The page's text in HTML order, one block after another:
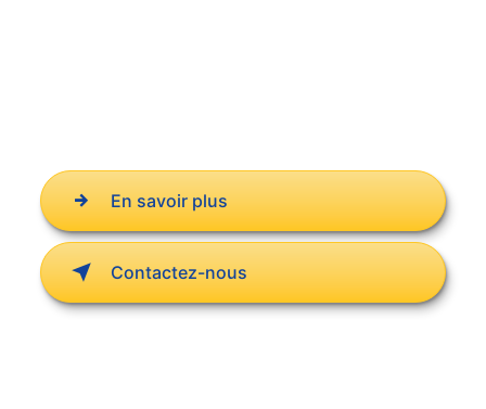
En savoir plus
Contactez-nous